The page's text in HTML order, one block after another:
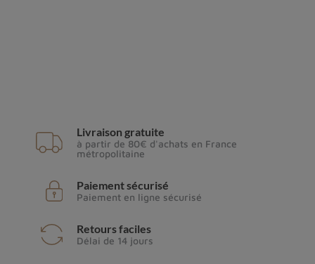
Livraison gratuite
à partir de 80€ d'achats en France
métropolitaine
Paiement sécurisé
Paiement en ligne sécurisé
Retours faciles
Délai de 14 jours